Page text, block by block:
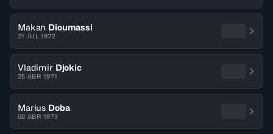
Makan Dioumassi
21 JUL 1972
Vladimir Djokic
25 ABR 1971
Marius Doba
08 ABR 1973